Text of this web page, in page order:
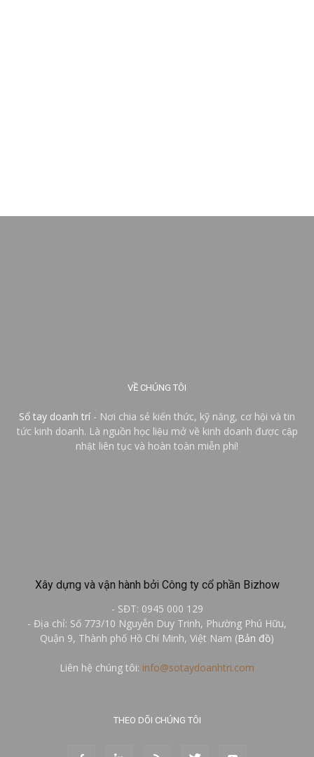
VỀ CHÚNG TÔI
Sổ tay doanh trí - Nơi chia sẻ kiến thức, kỹ năng, cơ hội và tin
tức kinh doanh. Là nguồn học liệu mở về kinh doanh được cập
nhật liên tục và hoàn toàn miễn phí!
Xây dựng và vận hành bởi Công ty cổ phần Bizhow
- SĐT: 0945 000 129
- Địa chỉ: Số 773/10 Nguyễn Duy Trinh, Phường Phú Hữu,
Quận 9, Thành phố Hồ Chí Minh, Việt Nam (Bản đồ)
Liên hệ chúng tôi: info@sotaydoanhtri.com
THEO DÕI CHÚNG TÔI